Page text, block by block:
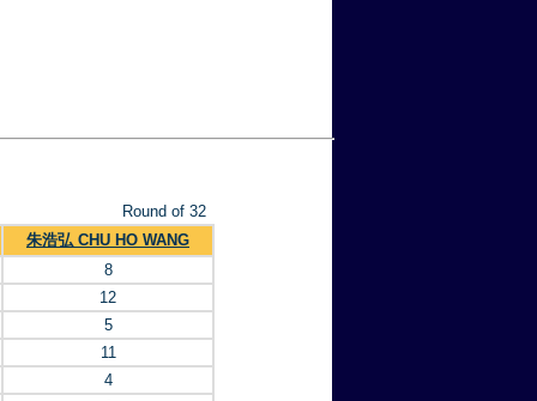
Round of 32
朱浩弘 CHU HO WANG
8
12
5
11
4